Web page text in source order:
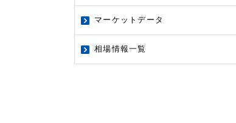
マーケットデータ
相場情報一覧